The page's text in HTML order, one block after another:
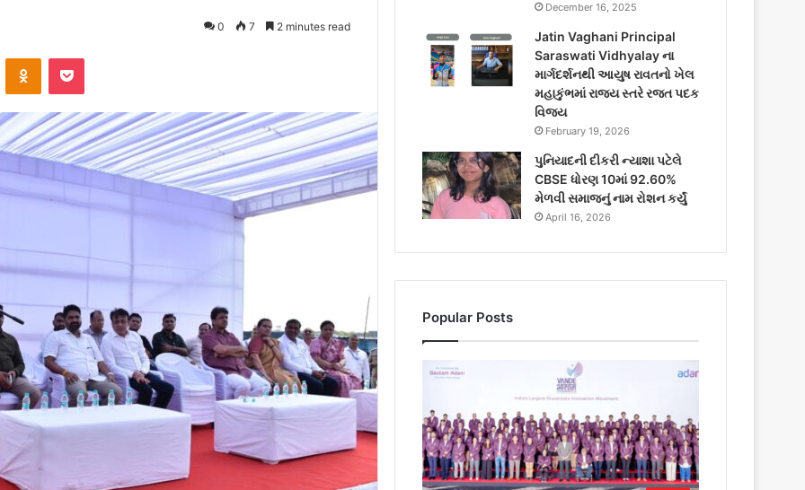
0 7 2 minutes read
December 16, 2025
Jatin Vaghani Principal
Saraswati Vidhyalay ના
માર્ગદર્શનથી આયુષ રાવતનો ખેલ
મહાકુંભમાં રાજ્ય સ્તરે રજત પદક
વિજય
February 19, 2026
પુનિયાદની દીકરી ન્યાશા પટેલે
CBSE ધોરણ 10માં 92.60%
મેળવી સમાજનું નામ રોશન કર્યું
April 16, 2026
Popular Posts